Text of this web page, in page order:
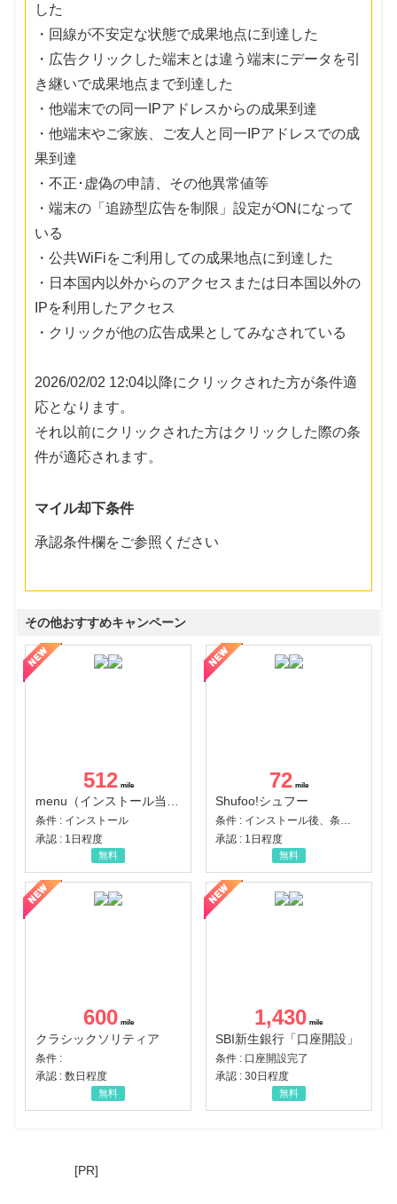
した
・回線が不安定な状態で成果地点に到達した
・広告クリックした端末とは違う端末にデータを引
き継いで成果地点まで到達した
・他端末での同一IPアドレスからの成果到達
・他端末やご家族、ご友人と同一IPアドレスでの成
果到達
・不正･虚偽の申請、その他異常値等
・端末の「追跡型広告を制限」設定がONになって
いる
・公共WiFiをご利用しての成果地点に到達した
・日本国内以外からのアクセスまたは日本国以外の
IPを利用したアクセス
・クリックが他の広告成果としてみなされている
2026/02/02 12:04以降にクリックされた方が条件適
応となります。
それ以前にクリックされた方はクリックした際の条
件が適応されます。
マイル却下条件
承認条件欄をご参照ください
その他おすすめキャンペーン
512
menu（インストール当日に指定のクーポンコード経由で1,500円（税込）以上の初回注文完了）（Android）
条件 : インストール
承認 : 1日程度
無料
72
Shufoo!シュフー
条件 : インストール後、条件達成
承認 : 1日程度
無料
600
クラシックソリティア
条件 :
承認 : 数日程度
無料
1,430
SBI新生銀行「口座開設」
条件 : 口座開設完了
承認 : 30日程度
無料
[PR]